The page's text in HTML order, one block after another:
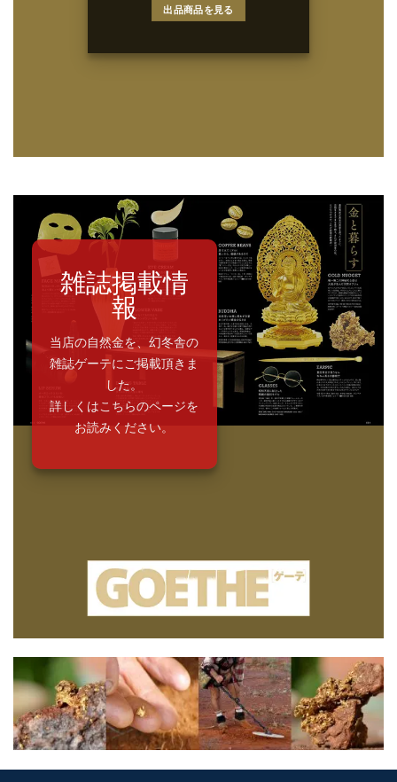
出品商品を見る
雑誌掲載情
報
当店の自然金を、幻冬舎の
雑誌ゲーテにご掲載頂きま
した。
詳しくはこちらのページを
お読みください。